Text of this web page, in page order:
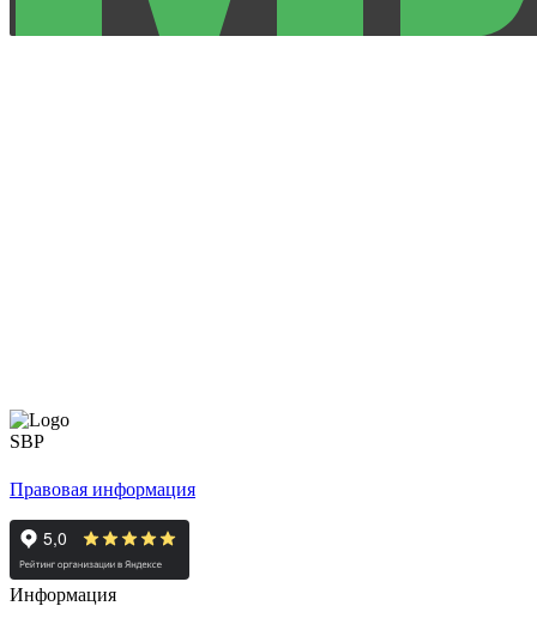
Правовая информация
Информация